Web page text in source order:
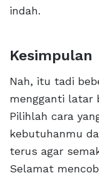
indah.
Kesimpulan
Nah, itu tadi
mengganti latar
Pilihlah cara
kebutuhanmu
terus agar
Selamat